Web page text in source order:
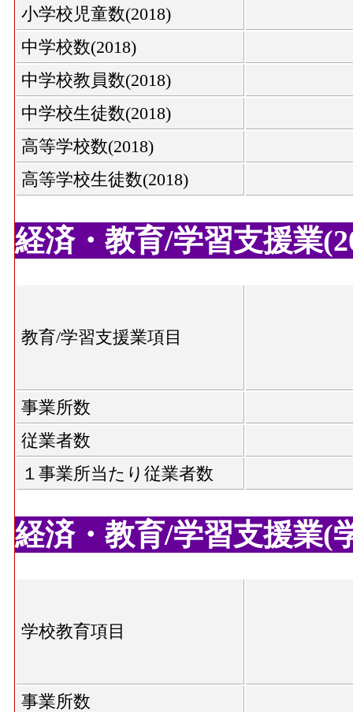
小学校児童数(2018)
中学校数(2018)
中学校教員数(2018)
中学校生徒数(2018)
高等学校数(2018)
高等学校生徒数(2018)
経済・教育/学習支援業
教育/学習支援業項目
事業所数
従業者数
１事業所当たり従業者数
経済・教育/学習支援業(
学校教育項目
事業所数